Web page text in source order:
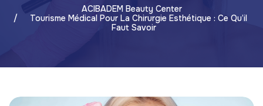
ACIBADEM Beauty Center
Tourisme Médical Pour La Chirurgie Esthétique : Ce Qu’il
Faut Savoir